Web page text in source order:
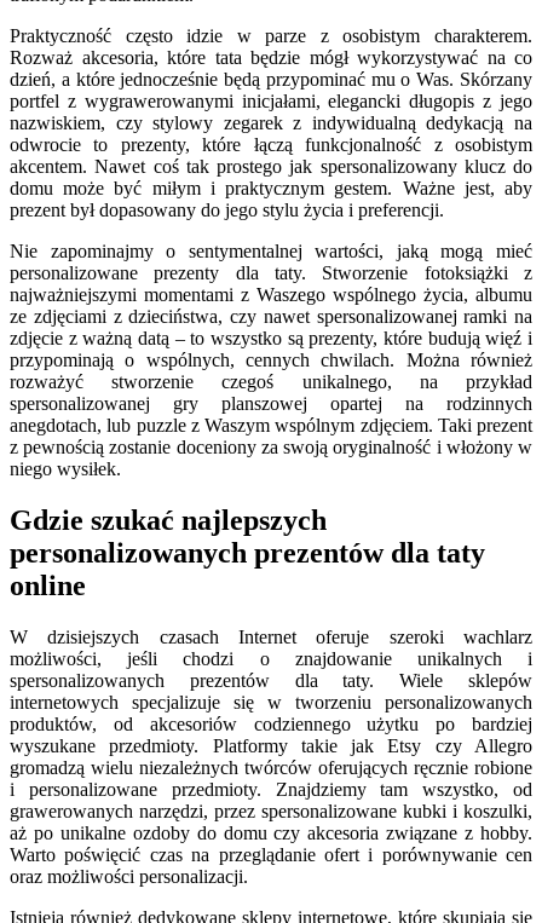
Praktyczność często idzie w parze z osobistym charakterem.
Rozważ akcesoria, które tata będzie mógł wykorzystywać na co
dzień, a które jednocześnie będą przypominać mu o Was. Skórzany
portfel z wygrawerowanymi inicjałami, elegancki długopis z jego
nazwiskiem, czy stylowy zegarek z indywidualną dedykacją na
odwrocie to prezenty, które łączą funkcjonalność z osobistym
akcentem. Nawet coś tak prostego jak spersonalizowany klucz do
domu może być miłym i praktycznym gestem. Ważne jest, aby
prezent był dopasowany do jego stylu życia i preferencji.
Nie zapominajmy o sentymentalnej wartości, jaką mogą mieć
personalizowane prezenty dla taty. Stworzenie fotoksiążki z
najważniejszymi momentami z Waszego wspólnego życia, albumu
ze zdjęciami z dzieciństwa, czy nawet spersonalizowanej ramki na
zdjęcie z ważną datą – to wszystko są prezenty, które budują więź i
przypominają o wspólnych, cennych chwilach. Można również
rozważyć stworzenie czegoś unikalnego, na przykład
spersonalizowanej gry planszowej opartej na rodzinnych
anegdotach, lub puzzle z Waszym wspólnym zdjęciem. Taki prezent
z pewnością zostanie doceniony za swoją oryginalność i włożony w
niego wysiłek.
Gdzie szukać najlepszych
personalizowanych prezentów dla taty
online
W dzisiejszych czasach Internet oferuje szeroki wachlarz
możliwości, jeśli chodzi o znajdowanie unikalnych i
spersonalizowanych prezentów dla taty. Wiele sklepów
internetowych specjalizuje się w tworzeniu personalizowanych
produktów, od akcesoriów codziennego użytku po bardziej
wyszukane przedmioty. Platformy takie jak Etsy czy Allegro
gromadzą wielu niezależnych twórców oferujących ręcznie robione
i personalizowane przedmioty. Znajdziemy tam wszystko, od
grawerowanych narzędzi, przez spersonalizowane kubki i koszulki,
aż po unikalne ozdoby do domu czy akcesoria związane z hobby.
Warto poświęcić czas na przeglądanie ofert i porównywanie cen
oraz możliwości personalizacji.
Istnieją również dedykowane sklepy internetowe, które skupiają się